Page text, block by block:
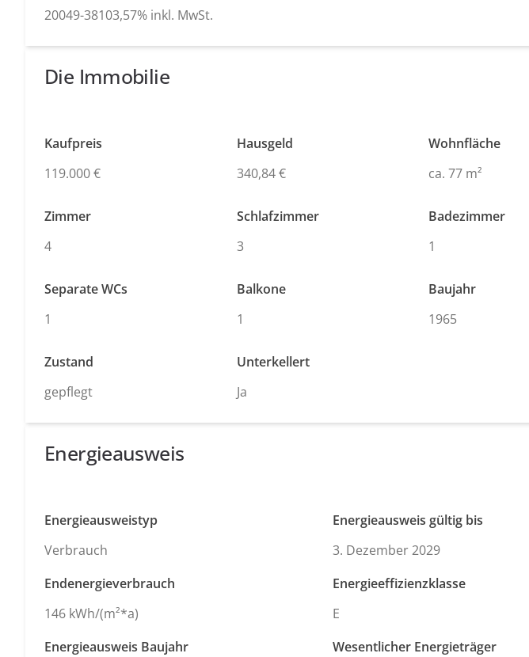
20049-38103,57% inkl. MwSt.
Die Immobilie
Kaufpreis
119.000 €
Hausgeld
340,84 €
Wohnfläche
ca. 77 m²
Zimmer
4
Schlafzimmer
3
Badezimmer
1
Separate WCs
1
Balkone
1
Baujahr
1965
Zustand
gepflegt
Unterkellert
Ja
Energieausweis
Energieausweistyp
Verbrauch
Energieausweis gültig bis
3. Dezember 2029
Endenergieverbrauch
146 kWh/(m²*a)
Energieeffizienzklasse
E
Energieausweis Baujahr
Wesentlicher Energieträger